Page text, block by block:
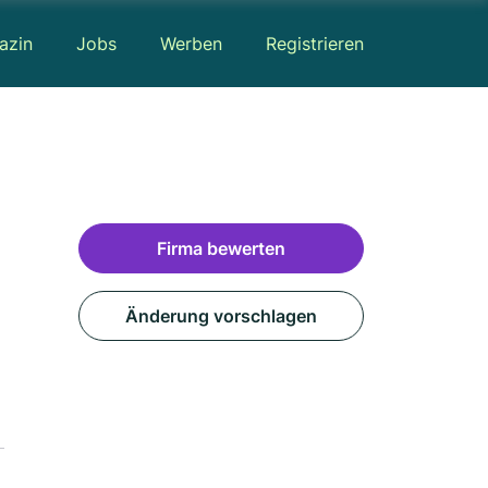
Jobs Werben Registrieren
Firma bewerten
Änderung vorschlagen